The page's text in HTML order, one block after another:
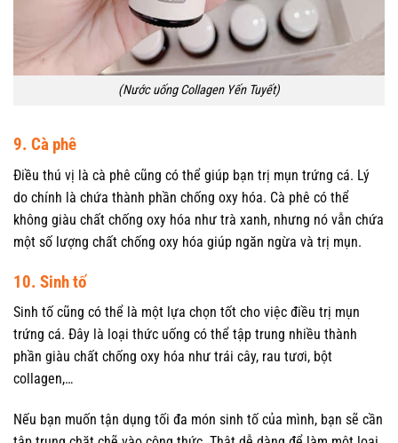
(Nước uống Collagen Yến Tuyết)
9. Cà phê
Điều thú vị là cà phê cũng có thể giúp bạn trị mụn trứng cá. Lý
do chính là chứa thành phần chống oxy hóa. Cà phê có thể
không giàu chất chống oxy hóa như trà xanh, nhưng nó vẫn chứa
một số lượng chất chống oxy hóa giúp ngăn ngừa và trị mụn.
10. Sinh tố
Sinh tố cũng có thể là một lựa chọn tốt cho việc điều trị mụn
trứng cá. Đây là loại thức uống có thể tập trung nhiều thành
phần giàu chất chống oxy hóa như trái cây, rau tươi, bột
collagen,…
Nếu bạn muốn tận dụng tối đa món sinh tố của mình, bạn sẽ cần